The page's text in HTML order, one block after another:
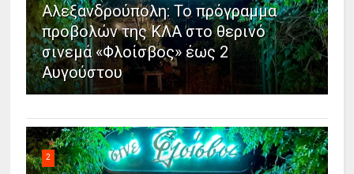
Αλεξανδρούπολη: Το πρόγραμμα
προβολών της ΚΛΑ στο θερινό
σινεμά «Φλοίσβος» έως 2
Αυγούστου
2